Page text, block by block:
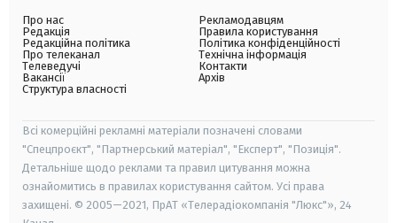
Про нас
Редакція
Редакційна політика
Про телеканал
Телеведучі
Вакансії
Структура власності
Рекламодавцям
Правила користування
Політика конфіденційності
Технічна інформація
Контакти
Архів
Всі комерційні рекламні матеріали позначені словами
"Спецпроєкт", "Партнерський матеріал", "Експерт", "Позиція".
Детальніше щодо реклами та правил цитування можна
ознайомитись в правилах користування сайтом. Усі права
захищені. © 2005—2021, ПрАТ «Телерадіокомпанія "Люкс"», 24